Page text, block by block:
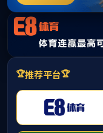
首页HOME
当前位置：首页HOME